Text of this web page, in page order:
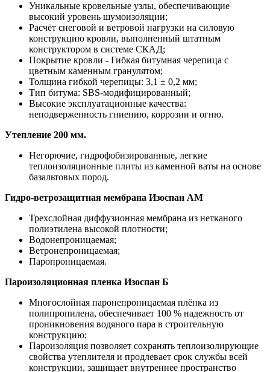
Уникальные кровельные узлы, обеспечивающие
высокий уровень шумоизоляции;
Расчёт снеговой и ветровой нагрузки на силовую
конструкцию кровли, выполненный штатным
конструктором в системе СКАД;
Покрытие кровли - Гибкая битумная черепица с
цветным каменным гранулятом;
Толщина гибкой черепицы: 3,1 ± 0,2 мм;
Тип битума: SBS-модифицированный;
Высокие эксплуатационные качества:
неподверженность гниению, коррозии и огню.
Утепление 200 мм.
Негорючие, гидрофобизированные, легкие
теплоизоляционные плиты из каменной ваты на основе
базальтовых пород.
Гидро-ветрозащитная мембрана Изоспан АМ
Трехслойная диффузионная мембрана из нетканого
полиэтилена высокой плотности;
Водонепроницаемая;
Ветронепроницаемая;
Паропроницаемая.
Пароизоляционная пленка Изоспан Б
Многослойная паронепроницаемая плёнка из
полипропилена, обеспечивает 100 % надежность от
проникновения водяного пара в строительную
конструкцию;
Пароизоляция позволяет сохранять теплоизолирующие
свойства утеплителя и продлевает срок службы всей
конструкции, защищает внутреннее пространство